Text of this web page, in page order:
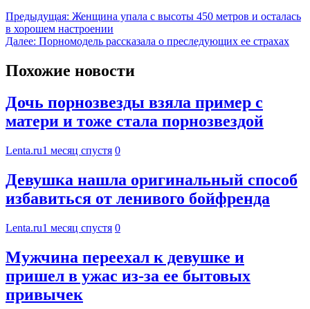
Предыдущая: Женщина упала с высоты 450 метров и осталась
в хорошем настроении
Далее: Порномодель рассказала о преследующих ее страхах
Похожие новости
Дочь порнозвезды взяла пример с
матери и тоже стала порнозвездой
Lenta.ru1 месяц спустя 0
Девушка нашла оригинальный способ
избавиться от ленивого бойфренда
Lenta.ru1 месяц спустя 0
Мужчина переехал к девушке и
пришел в ужас из-за ее бытовых
привычек